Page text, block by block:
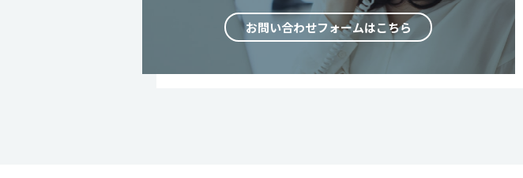
お問い合わせフォームはこちら